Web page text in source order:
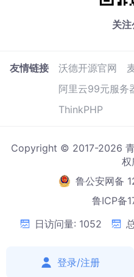
关
友情链接 沃德开源官网
阿里云99元服务
ThinkPHP
Copyright © 2017-2026 青
权
鲁公安网备
鲁ICP备
日访问量: 1052
登录/注册